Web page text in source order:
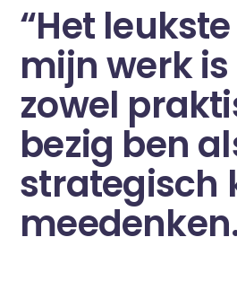
“Het
mijn werk
zowel
bezig ben
strategisch